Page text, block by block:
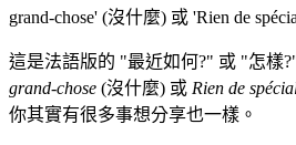
grand-chose' (沒什麼) 或 'Rien de
這是法語版的 "最近如何?" 或 "怎樣
grand-chose (沒什麼) 或 Rien de
你其實有很多事想分享也一樣。